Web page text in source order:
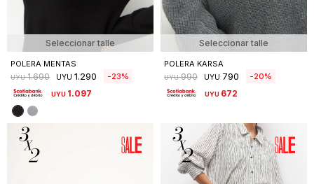
Seleccionar talle
POLERA MENTAS
UYU 1.690 UYU 1.290 23
UYU 1.097
Seleccionar talle
POLERA KARSA
UYU 990 UYU 790 20
UYU 672